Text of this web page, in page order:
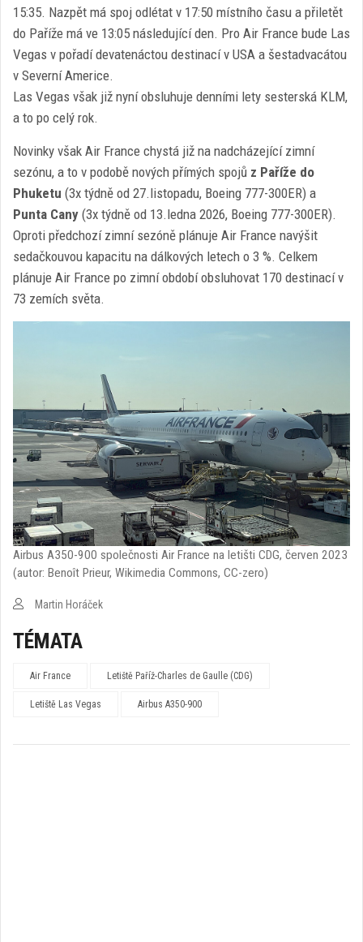
15:35. Nazpět má spoj odlétat v 17:50 místního času a přiletět
do Paříže má ve 13:05 následující den. Pro Air France bude Las
Vegas v pořadí devatenáctou destinací v USA a šestadvacátou
v Severní Americe.
Las Vegas však již nyní obsluhuje denními lety sesterská KLM,
a to po celý rok.
Novinky však Air France chystá již na nadcházející zimní
sezónu, a to v podobě nových přímých spojů z Paříže do
Phuketu (3x týdně od 27.listopadu, Boeing 777-300ER) a
Punta Cany (3x týdně od 13.ledna 2026, Boeing 777-300ER).
Oproti předchozí zimní sezóně plánuje Air France navýšit
sedačkouvou kapacitu na dálkových letech o 3 %. Celkem
plánuje Air France po zimní období obsluhovat 170 destinací v
73 zemích světa.
Airbus A350-900 společnosti Air France na letišti CDG, červen 2023
(autor: Benoît Prieur, Wikimedia Commons, CC-zero)
Martin Horáček
TÉMATA
Air France Letiště Paříž-Charles de Gaulle (CDG)
Letiště Las Vegas Airbus A350-900